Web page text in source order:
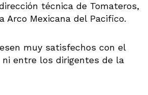
técnica de Tomateros,
Mexicana del Pacifico.
muy satisfechos con el
ni entre los dirigentes de la